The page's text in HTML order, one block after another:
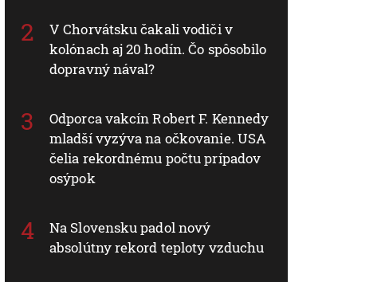
V Chorvátsku čakali vodiči v
kolónach aj 20 hodín. Čo spôsobilo
dopravný nával?
Odporca vakcín Robert F. Kennedy
mladší vyzýva na očkovanie. USA
čelia rekordnému počtu prípadov
osýpok
Na Slovensku padol nový
absolútny rekord teploty vzduchu